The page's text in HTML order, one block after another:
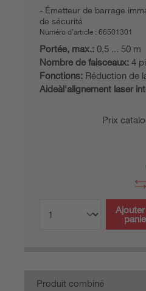
Émetteur de barrage
de sécurité
Numéro d’article : 66501301
Portée, max.: 0,5 ... 50 m
Nombre de faisceaux: 4
Fonctions: Réduction de
Aideàl'alignement laser
Prix
Produit combiné